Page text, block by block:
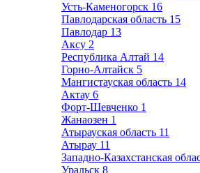
Усть-Каменогорск 16
Павлодарская область 15
Павлодар 13
Аксу 2
Республика Алтай 14
Горно-Алтайск 5
Мангистауская область 14
Актау 6
Форт-Шевченко 1
Жанаозен 1
Атырауская область 11
Атырау 11
Западно-Казахстанская
Уральск 8